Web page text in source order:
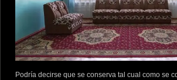
Podría decirse que se conserva tal cual como se